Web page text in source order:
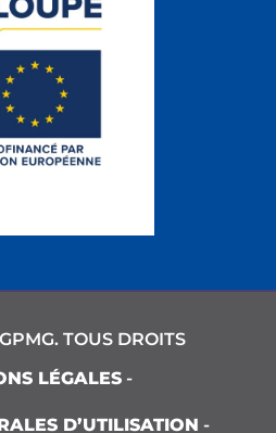
TOUS DROITS
LÉGALES -
D’UTILISATION -